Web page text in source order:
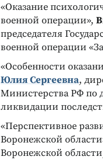
«Оказание
военной операции»,
председателя
военной операции
«Особенности
Юлия Сергеевна,
Министерства РФ по
ликвидации
«Перспективное
Воронежской
Воронежской